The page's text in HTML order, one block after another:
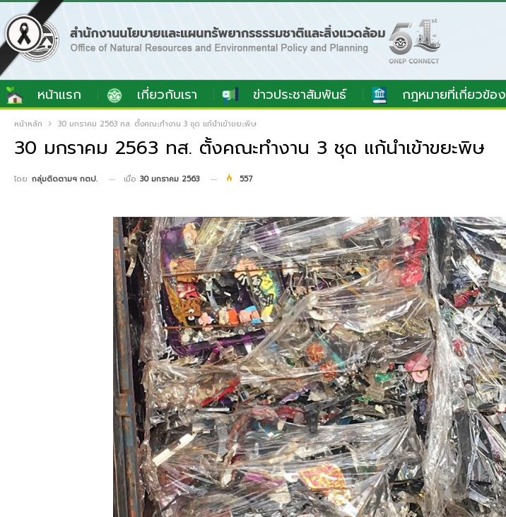
หน้าแรก เกี่ยวกับเรา ข่าวประชาสัมพันธ์ กฎหมายที่เกี่ยวข้อง
หน้าหลัก 30 มกราคม 2563 ทส. ตั้งคณะทำงาน 3 ชุด แก้นำเข้าขยะพิษ
30 มกราคม 2563 ทส. ตั้งคณะทำงาน 3 ชุด แก้นำเข้าขยะพิษ
โดย กลุ่มติดตามฯ กตป. เมื่อ 30 มกราคม 2563 557